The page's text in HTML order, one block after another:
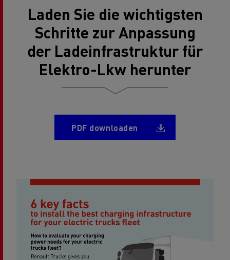
Laden Sie die wichtigsten
Schritte zur Anpassung
der Ladeinfrastruktur für
Elektro-Lkw herunter
PDF downloaden Document